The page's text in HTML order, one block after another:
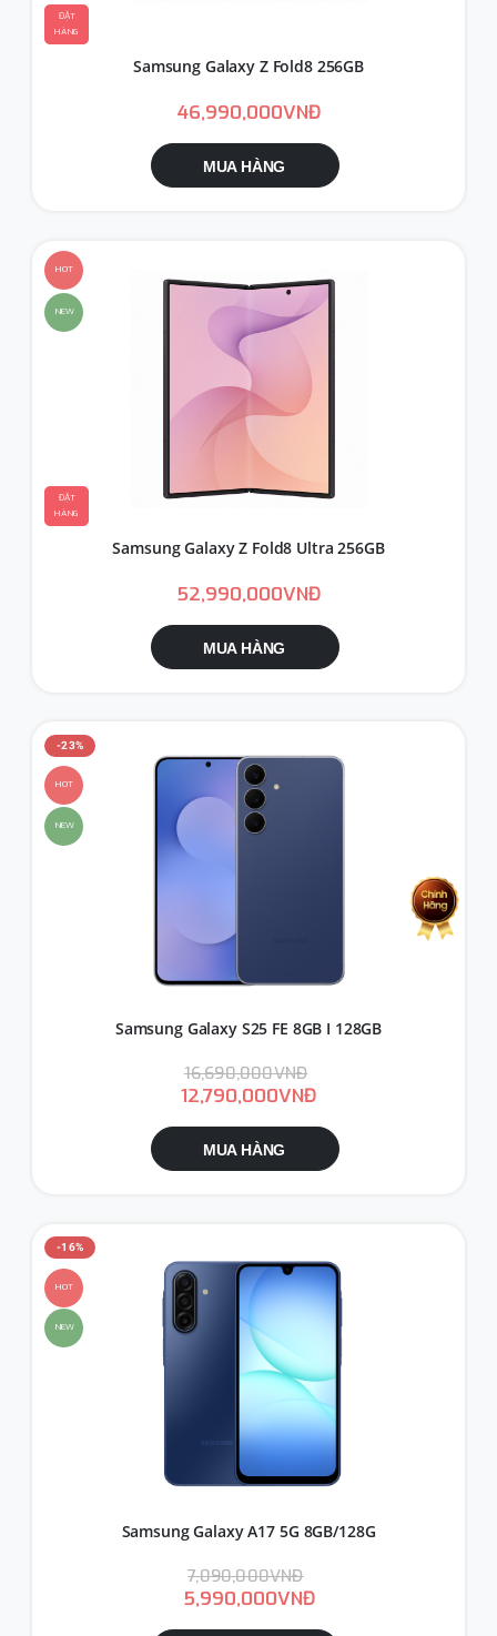
ĐẶT
HÀNG
Samsung Galaxy Z Fold8 256GB
46,990,000VNĐ
MUA HÀNG
HOT
NEW
ĐẶT
HÀNG
Samsung Galaxy Z Fold8 Ultra 256GB
52,990,000VNĐ
MUA HÀNG
-23%
HOT
NEW
Samsung Galaxy S25 FE 8GB I 128GB
16,690,000VNĐ
12,790,000VNĐ
MUA HÀNG
-16%
HOT
NEW
Samsung Galaxy A17 5G 8GB/128G
7,090,000VNĐ
5,990,000VNĐ